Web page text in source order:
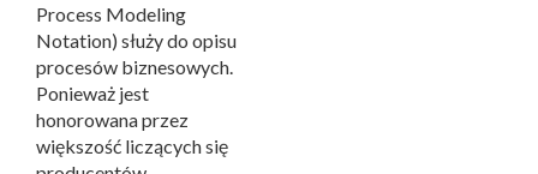
Process Modeling
Notation) służy do opisu
procesów biznesowych.
Ponieważ jest
honorowana przez
większość liczących się